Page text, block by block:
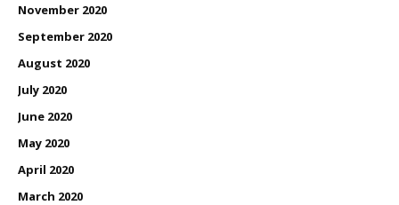
November 2020
September 2020
August 2020
July 2020
June 2020
May 2020
April 2020
March 2020